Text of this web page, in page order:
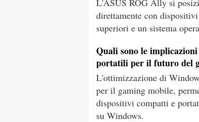
L'ASUS ROG Ally si
direttamente con
superiori e un sistema
Quali sono le
portatili per il futuro del
L'ottimizzazione di
per il gaming mobile,
dispositivi compatti e
su Windows.